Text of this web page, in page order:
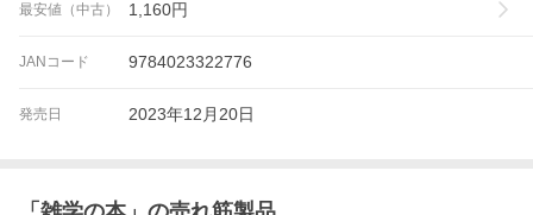
最安値（中古） 1,160円
JANコード 9784023322776
発売日 2023年12月20日